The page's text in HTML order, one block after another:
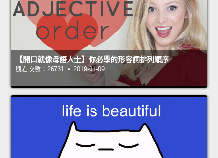
【開口就像母語人士】你必學的形容詞排列順序
觀看次數：26731 • 2019-01-09